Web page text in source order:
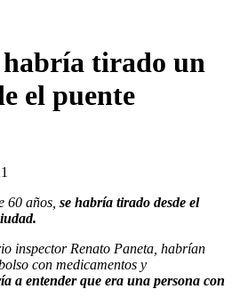
habría tirado un
el puente
60 años, se habría tirado desde el
inspector Renato Paneta, habrían
con medicamentos y
a entender que era una persona con